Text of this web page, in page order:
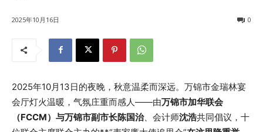
2025年10月16日 0
2025年10月13日的夜晚，秋意温柔而深远。万锦市金瑞林宴
会厅灯火温暖，气氛庄重而感人——由万锦市加华联会
（FCCM）与万锦市副市长陈国治、会计师沈浩共同倡议，十